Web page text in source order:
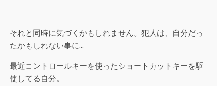
それと同時に気づくかもしれません。犯人は、自分だっ
たかもしれない事に...
最近コントロールキーを使ったショートカットキーを駆
使してる自分。